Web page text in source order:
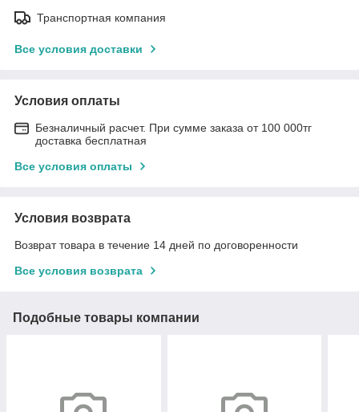
Транспортная компания
Все условия доставки
Условия оплаты
Безналичный расчет. При сумме заказа от 100 000тг
доставка бесплатная
Все условия оплаты
Условия возврата
Возврат товара в течение 14 дней по договоренности
Все условия возврата
Подобные товары компании